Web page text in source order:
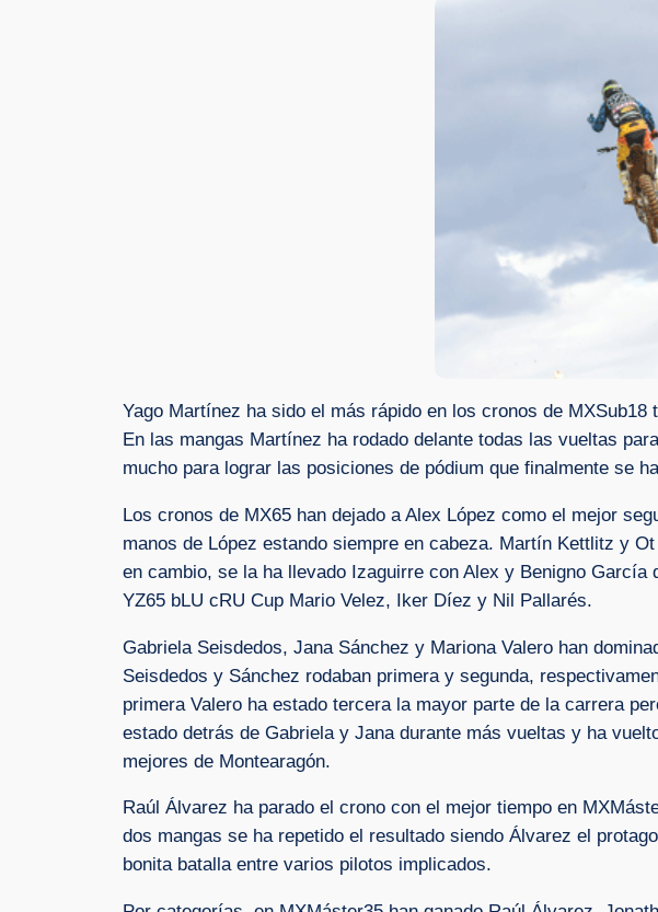
Yago Martínez ha sido el más rápido en los cronos de
En las mangas Martínez ha rodado delante todas las vueltas
mucho para lograr las posiciones de pódium que finalmente se
Los cronos de MX65 han dejado a Alex López como el mejor
manos de López estando siempre en cabeza. Martín Kettlitz y
en cambio, se la ha llevado Izaguirre con Alex y Benigno
YZ65 bLU cRU Cup Mario Velez, Iker Díez y Nil Pallarés.
Gabriela Seisdedos, Jana Sánchez y Mariona Valero han
Seisdedos y Sánchez rodaban primera y segunda,
primera Valero ha estado tercera la mayor parte de la carrera
estado detrás de Gabriela y Jana durante más vueltas y ha
mejores de Montearagón.
Raúl Álvarez ha parado el crono con el mejor tiempo en
dos mangas se ha repetido el resultado siendo Álvarez el
bonita batalla entre varios pilotos implicados.